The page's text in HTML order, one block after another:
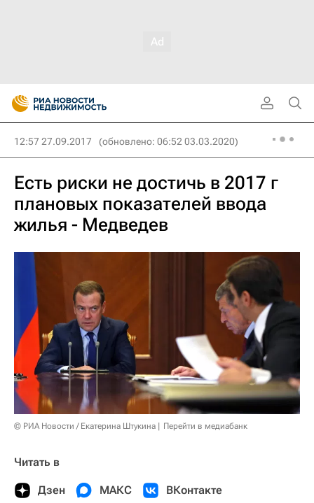
12:57 27.09.2017 (обновлено: 06:52 03.03.2020)
Есть риски не достичь в 2017 г
плановых показателей ввода
жилья - Медведев
© РИА Новости / Екатерина Штукина Перейти в медиабанк
Читать в
Дзен МАКС ВКонтакте